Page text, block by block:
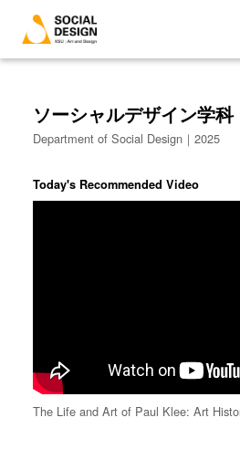
ソーシャルデザイン学科
Department of Social Design｜2025
Today's Recommended Video
The Life and Art of Paul Klee: Art